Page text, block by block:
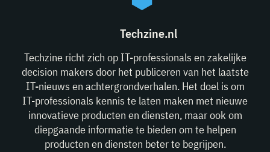
Techzine.nl
Techzine richt zich op IT-professionals en zakelijke
decision makers door het publiceren van het laatste
IT-nieuws en achtergrondverhalen. Het doel is om
IT-professionals kennis te laten maken met nieuwe
innovatieve producten en diensten, maar ook om
diepgaande informatie te bieden om te helpen
producten en diensten beter te begrijpen.